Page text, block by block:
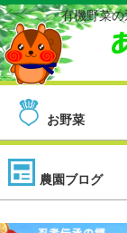
有機野菜
お野菜
農園ブログ